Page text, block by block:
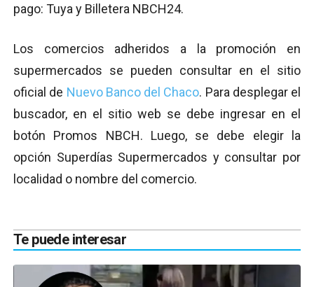
pago: Tuya y Billetera NBCH24.
Los comercios adheridos a la promoción en
supermercados se pueden consultar en el sitio
oficial de Nuevo Banco del Chaco. Para desplegar el
buscador, en el sitio web se debe ingresar en el
botón Promos NBCH. Luego, se debe elegir la
opción Superdías Supermercados y consultar por
localidad o nombre del comercio.
Te puede interesar